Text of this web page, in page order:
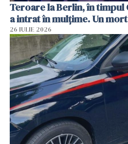
Teroare la Berlin, în timpul
a intrat în mulțime. Un
26 IULIE 2026